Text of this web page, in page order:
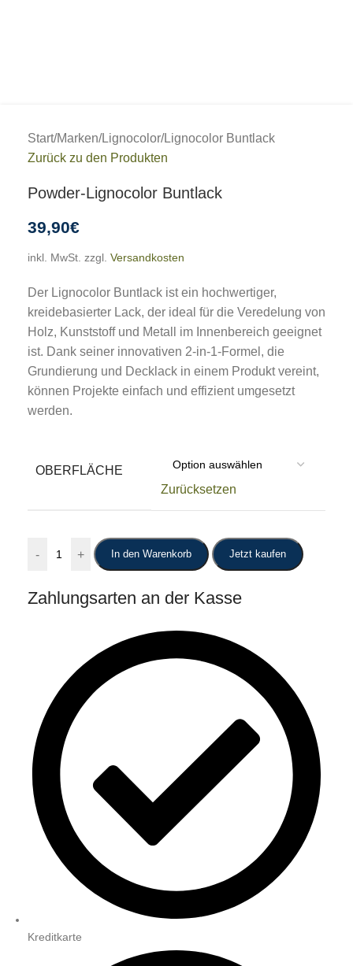
Start/Marken/Lignocolor/Lignocolor Buntlack
Zurück zu den Produkten
Powder-Lignocolor Buntlack
39,90€
inkl. MwSt. zzgl. Versandkosten
Der Lignocolor Buntlack ist ein hochwertiger,
kreidebasierter Lack, der ideal für die Veredelung von
Holz, Kunststoff und Metall im Innenbereich geeignet
ist. Dank seiner innovativen 2-in-1-Formel, die
Grundierung und Decklack in einem Produkt vereint,
können Projekte einfach und effizient umgesetzt
werden.
OBERFLÄCHE
Zurücksetzen
- + In den Warenkorb Jetzt kaufen
Zahlungsarten an der Kasse
Kreditkarte